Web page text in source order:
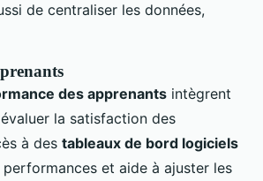
de centraliser les données,
des apprenants intègrent
la satisfaction des
à des tableaux de bord logiciels
et aide à ajuster les